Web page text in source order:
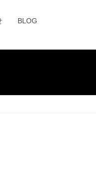
BLOG